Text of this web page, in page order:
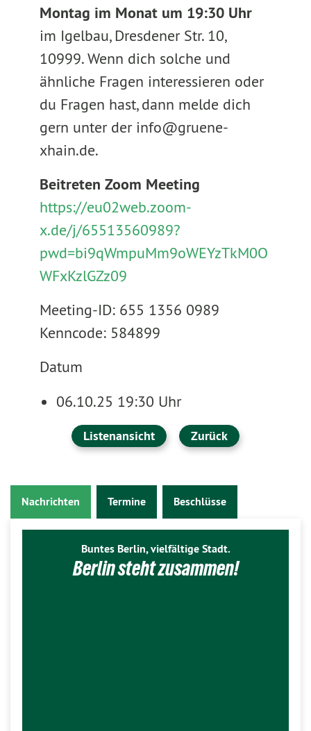
Montag im Monat um 19:30 Uhr
im Igelbau, Dresdener Str. 10,
10999. Wenn dich solche und
ähnliche Fragen interessieren oder
du Fragen hast, dann melde dich
gern unter der info@gruene-
xhain.de.
Beitreten Zoom Meeting
https://eu02web.zoom-
x.de/j/65513560989?
pwd=bi9qWmpuMm9oWEYzTkM0O
WFxKzlGZz09
Meeting-ID: 655 1356 0989
Kenncode: 584899
Datum
06.10.25 19:30 Uhr
Listenansicht Zurück
Nachrichten Termine Beschlüsse
Buntes Berlin, vielfältige Stadt.
Berlin steht zusammen!